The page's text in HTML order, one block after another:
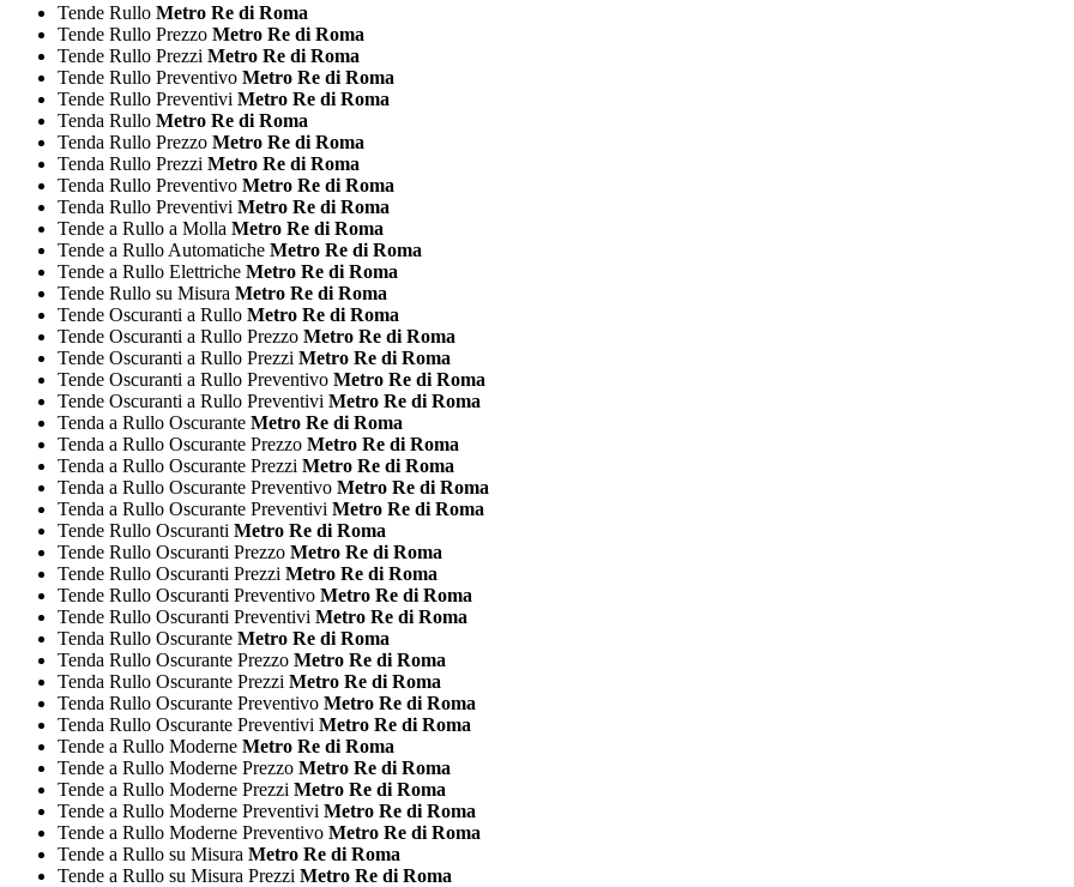
Tende Rullo Metro Re di Roma
Tende Rullo Prezzo Metro Re di Roma
Tende Rullo Prezzi Metro Re di Roma
Tende Rullo Preventivo Metro Re di Roma
Tende Rullo Preventivi Metro Re di Roma
Tenda Rullo Metro Re di Roma
Tenda Rullo Prezzo Metro Re di Roma
Tenda Rullo Prezzi Metro Re di Roma
Tenda Rullo Preventivo Metro Re di Roma
Tenda Rullo Preventivi Metro Re di Roma
Tende a Rullo a Molla Metro Re di Roma
Tende a Rullo Automatiche Metro Re di Roma
Tende a Rullo Elettriche Metro Re di Roma
Tende Rullo su Misura Metro Re di Roma
Tende Oscuranti a Rullo Metro Re di Roma
Tende Oscuranti a Rullo Prezzo Metro Re di Roma
Tende Oscuranti a Rullo Prezzi Metro Re di Roma
Tende Oscuranti a Rullo Preventivo Metro Re di Roma
Tende Oscuranti a Rullo Preventivi Metro Re di Roma
Tenda a Rullo Oscurante Metro Re di Roma
Tenda a Rullo Oscurante Prezzo Metro Re di Roma
Tenda a Rullo Oscurante Prezzi Metro Re di Roma
Tenda a Rullo Oscurante Preventivo Metro Re di Roma
Tenda a Rullo Oscurante Preventivi Metro Re di Roma
Tende Rullo Oscuranti Metro Re di Roma
Tende Rullo Oscuranti Prezzo Metro Re di Roma
Tende Rullo Oscuranti Prezzi Metro Re di Roma
Tende Rullo Oscuranti Preventivo Metro Re di Roma
Tende Rullo Oscuranti Preventivi Metro Re di Roma
Tenda Rullo Oscurante Metro Re di Roma
Tenda Rullo Oscurante Prezzo Metro Re di Roma
Tenda Rullo Oscurante Prezzi Metro Re di Roma
Tenda Rullo Oscurante Preventivo Metro Re di Roma
Tenda Rullo Oscurante Preventivi Metro Re di Roma
Tende a Rullo Moderne Metro Re di Roma
Tende a Rullo Moderne Prezzo Metro Re di Roma
Tende a Rullo Moderne Prezzi Metro Re di Roma
Tende a Rullo Moderne Preventivi Metro Re di Roma
Tende a Rullo Moderne Preventivo Metro Re di Roma
Tende a Rullo su Misura Metro Re di Roma
Tende a Rullo su Misura Prezzi Metro Re di Roma